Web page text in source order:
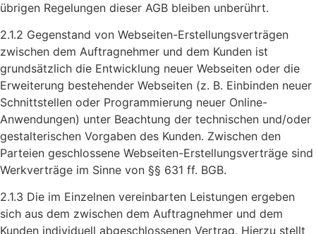
übrigen Regelungen dieser AGB bleiben unberührt.
2.1.2 Gegenstand von Webseiten-Erstellungsverträgen
zwischen dem Auftragnehmer und dem Kunden ist
grundsätzlich die Entwicklung neuer Webseiten oder die
Erweiterung bestehender Webseiten (z. B. Einbinden neuer
Schnittstellen oder Programmierung neuer Online-
Anwendungen) unter Beachtung der technischen und/oder
gestalterischen Vorgaben des Kunden. Zwischen den
Parteien geschlossene Webseiten-Erstellungsverträge sind
Werkverträge im Sinne von §§ 631 ff. BGB.
2.1.3 Die im Einzelnen vereinbarten Leistungen ergeben
sich aus dem zwischen dem Auftragnehmer und dem
Kunden individuell abgeschlossenen Vertrag. Hierzu stellt